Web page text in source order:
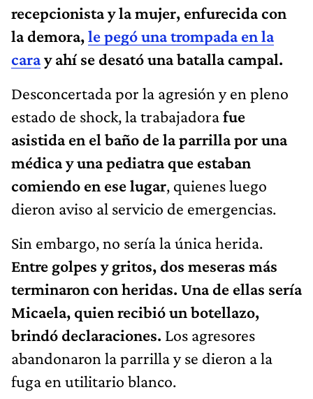
recepcionista y la mujer, enfurecida con
la demora,le pegó una trompada en la
caray ahí se desató una batalla campal.
Desconcertada por la agresión y en pleno
estado de shock, la trabajadorafue
asistida en el baño de la parrilla por una
médica y una pediatra que estaban
comiendo en ese lugar, quienes luego
dieron aviso al servicio de emergencias.
Sin embargo, no sería la única herida.
Entre golpes y gritos, dos meseras más
terminaron con heridas. Una de ellas sería
Micaela, quien recibió un botellazo,
brindó declaraciones. Los agresores
abandonaron la parrilla y se dieron a la
fuga en utilitario blanco.